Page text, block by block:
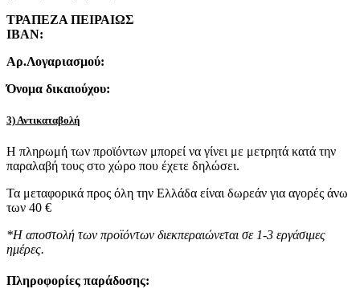
ΤΡΑΠΕΖΑ ΠΕΙΡΑΙΩΣ
IBAN:
Αρ.Λογαριασμού:
Όνομα δικαιούχου:
3) Αντικαταβολή
Η πληρωμή των προϊόντων μπορεί να γίνει με μετρητά κατά την
παραλαβή τους στο χώρο που έχετε δηλώσει.
Τα μεταφορικά προς όλη την Ελλάδα είναι δωρεάν για αγορές άνω
των 40 €
*Η αποστολή των προϊόντων διεκπεραιώνεται σε 1-3 εργάσιμες
ημέρες.
Πληροφορίες παράδοσης: